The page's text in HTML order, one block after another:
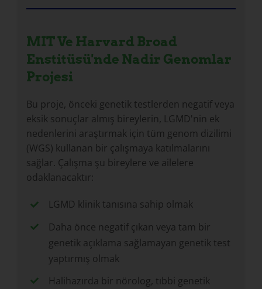
MIT Ve Harvard Broad
Enstitüsü'nde Nadir Genomlar
Projesi
Bu proje, önceki genetik testlerden negatif veya
eksik sonuçlar almış bireylerin, LGMD'nin ek
nedenlerini araştırmak için tüm genom dizilimi
(WGS) kullanan bir çalışmaya katılmalarını
sağlar. Çalışma şu bireylere ve ailelere
odaklanacaktır:
LGMD klinik tanısına sahip olmak
Daha önce negatif çıkan veya tam bir
genetik açıklama sağlamayan genetik test
yaptırmış olmak
Halihazırda bir nörolog, tıbbi genetik